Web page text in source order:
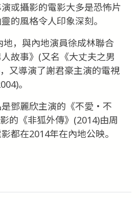
演或攝影的電影大多是恐怖片
的風格令人印象深刻。
，與內地演員徐成林聯合
故事》(又名《大丈夫之男
又導演了謝君豪主演的電視
。
鄧麗欣主演的《不愛‧不
的《非狐外傳》(2014)由周
都在2014年在內地公映。